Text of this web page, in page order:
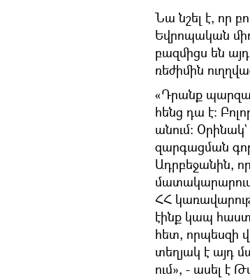
Նա նշել է, որ
Եվրոպական
բազմիցս են
ռեժիմին
«Դրանք
հենց դա է։
անում։
զարգացման
Ադրբեջանին,
ՀՀ
էինք կապ
հետ, որպեսզի
տեղյակ է այդ
ում», - ասել է